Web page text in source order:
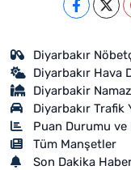
Diyarbakır
Diyarbakır Hava
Diyarbakir
Diyarbakır Trafik
Puan Durumu
Tüm Manşetler
Son Dakika